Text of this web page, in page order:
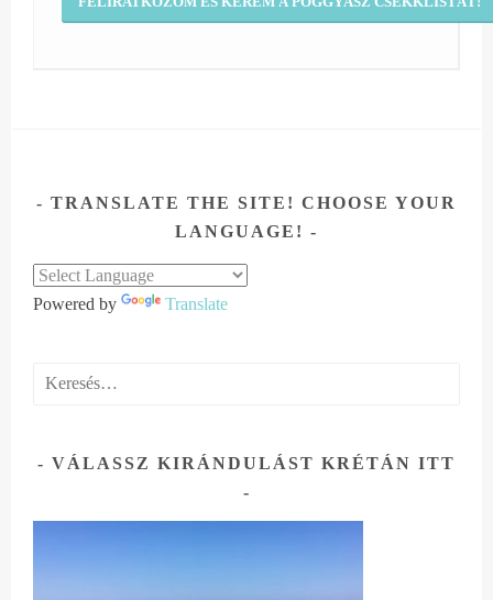
TRANSLATE THE SITE! CHOOSE YOUR
LANGUAGE!
Powered by Translate
Keresés:
VÁLASSZ KIRÁNDULÁST KRÉTÁN ITT